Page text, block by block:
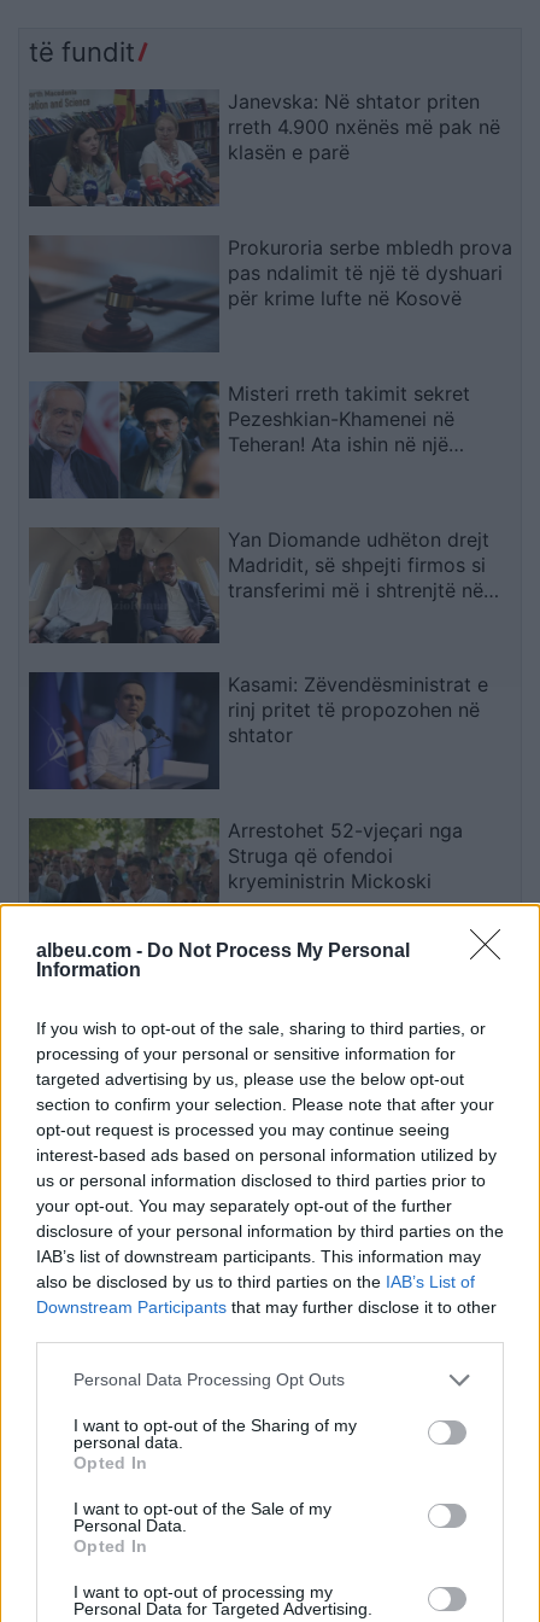
albeu.com - Do Not Process My Personal
Information
If you wish to opt-out of the sale, sharing to third parties, or
processing of your personal or sensitive information for
targeted advertising by us, please use the below opt-out
section to confirm your selection. Please note that after your
opt-out request is processed you may continue seeing
interest-based ads based on personal information utilized by
us or personal information disclosed to third parties prior to
your opt-out. You may separately opt-out of the further
disclosure of your personal information by third parties on the
IAB’s list of downstream participants. This information may
also be disclosed by us to third parties on the IAB’s List of
Downstream Participants that may further disclose it to other
Personal Data Processing Opt Outs
I want to opt-out of the Sharing of my
personal data.
Opted In
I want to opt-out of the Sale of my
Personal Data.
Opted In
I want to opt-out of processing my
Personal Data for Targeted Advertising.
të fundit
Janevska: Në shtator priten
rreth 4.900 nxënës më pak në
klasën e parë
Prokuroria serbe mbledh prova
pas ndalimit të një të dyshuari
për krime lufte në Kosovë
Misteri rreth takimit sekret
Pezeshkian-Khamenei në
Teheran! Ata ishin në një
Yan Diomande udhëton drejt
Madridit, së shpejti firmos si
transferimi më i shtrenjtë në
Kasami: Zëvendësministrat e
rinj pritet të propozohen në
shtator
Arrestohet 52-vjeçari nga
Struga që ofendoi
kryeministrin Mickoski
Esim for Global
Esim for USA|Esim for Italy| Esim for Spain|Esim